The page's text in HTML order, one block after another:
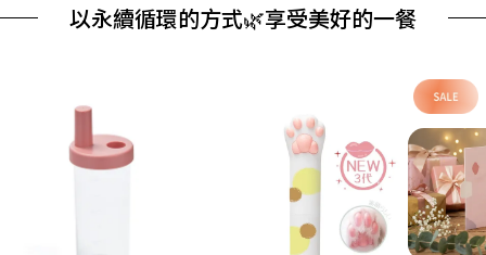
以永續循環的方式🌿享受美好的一餐